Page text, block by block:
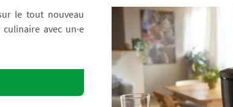
le tout nouveau
avec un·e